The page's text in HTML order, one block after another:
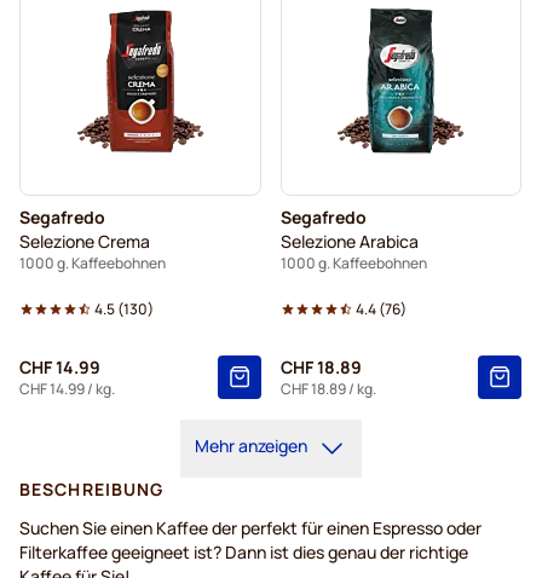
Segafredo
Selezione Crema
1000 g. Kaffeebohnen
4.5(130)
CHF 14.99
CHF 14.99/ kg.
Segafredo
Selezione Arabica
1000 g. Kaffeebohnen
4.4(76)
CHF 18.89
CHF 18.89/ kg.
Mehr anzeigen
BESCHREIBUNG
Suchen Sie einen Kaffee der perfekt für einen Espresso oder
Filterkaffee geeigneet ist? Dann ist dies genau der richtige